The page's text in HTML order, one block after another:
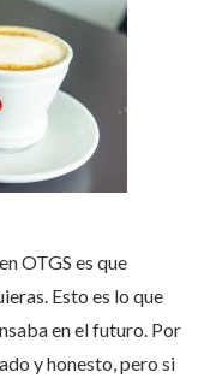
OTGS es que
Esto es lo que
en el futuro. Por
y honesto, pero si